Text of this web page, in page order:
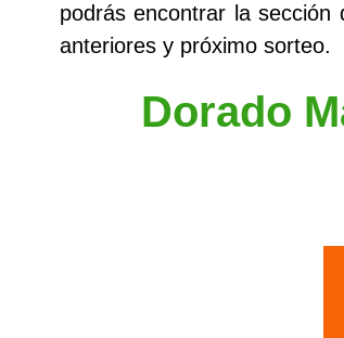
podrás encontrar la sección
anteriores y próximo sorteo.
Dorado